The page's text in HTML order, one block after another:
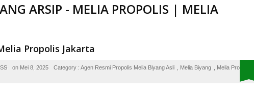
ARSIP - MELIA PROPOLIS | MELIA
Propolis Jakarta
on Mei 8, 2025 Category : Agen Resmi Propolis Melia Biyang Asli Melia Biyang Melia Propolis